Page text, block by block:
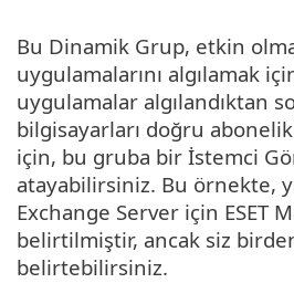
Bu Dinamik Grup, etkin
uygulamalarını algılamak
uygulamalar algılandıktan
bilgisayarları doğru
için, bu gruba bir İstemci
atayabilirsiniz. Bu örnekte,
Exchange Server için ESET
belirtilmiştir, ancak siz
belirtebilirsiniz.